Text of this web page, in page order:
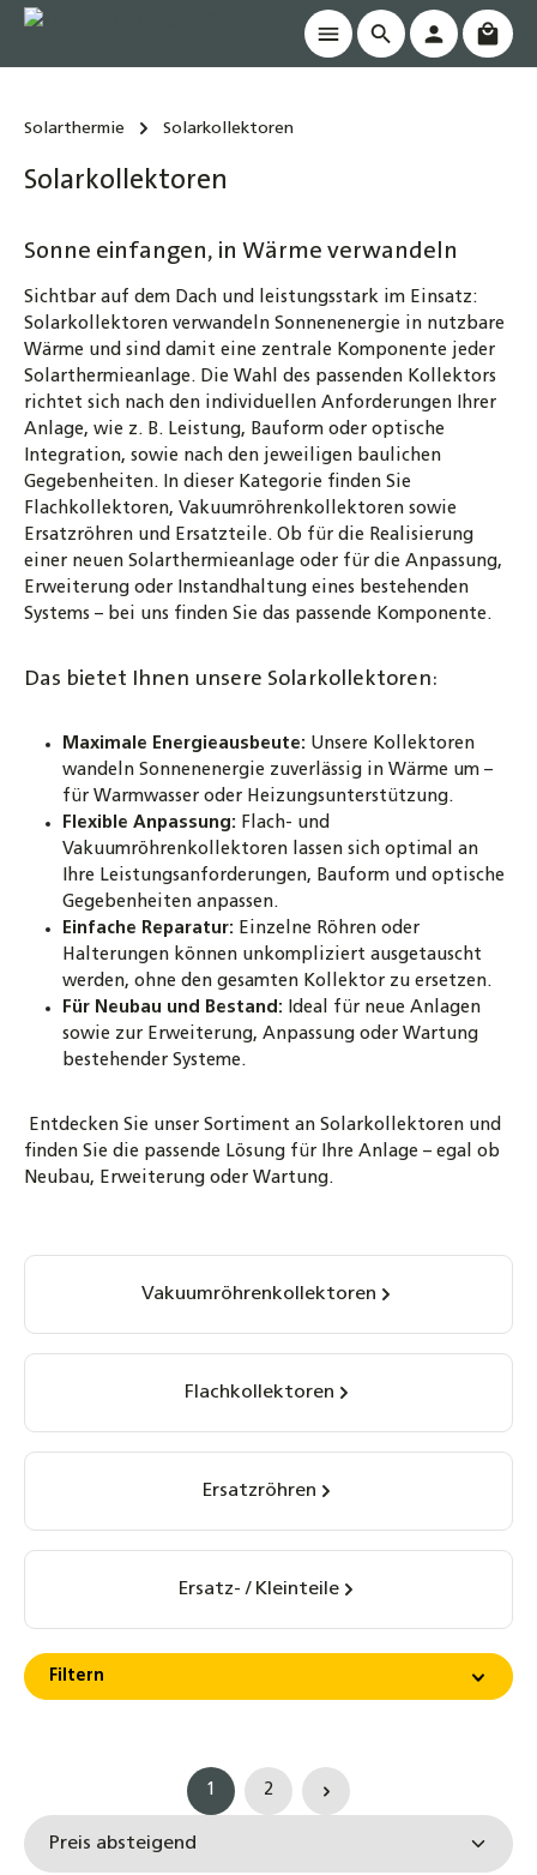
springen
Solarthermie Solarkollektoren
Solarkollektoren
Sonne einfangen, in Wärme verwandeln
Sichtbar auf dem Dach und leistungsstark im Einsatz:
Solarkollektoren verwandeln Sonnenenergie in nutzbare
Wärme und sind damit eine zentrale Komponente jeder
Solarthermieanlage. Die Wahl des passenden Kollektors
richtet sich nach den individuellen Anforderungen Ihrer
Anlage, wie z. B. Leistung, Bauform oder optische
Integration, sowie nach den jeweiligen baulichen
Gegebenheiten. In dieser Kategorie finden Sie
Flachkollektoren, Vakuumröhrenkollektoren sowie
Ersatzröhren und Ersatzteile. Ob für die Realisierung
einer neuen Solarthermieanlage oder für die Anpassung,
Erweiterung oder Instandhaltung eines bestehenden
Systems – bei uns finden Sie das passende Komponente.
Das bietet Ihnen unsere Solarkollektoren:
Maximale Energieausbeute: Unsere Kollektoren
wandeln Sonnenenergie zuverlässig in Wärme um –
für Warmwasser oder Heizungsunterstützung.
Flexible Anpassung: Flach- und
Vakuumröhrenkollektoren lassen sich optimal an
Ihre Leistungsanforderungen, Bauform und optische
Gegebenheiten anpassen.
Einfache Reparatur: Einzelne Röhren oder
Halterungen können unkompliziert ausgetauscht
werden, ohne den gesamten Kollektor zu ersetzen.
Für Neubau und Bestand: Ideal für neue Anlagen
sowie zur Erweiterung, Anpassung oder Wartung
bestehender Systeme.
Entdecken Sie unser Sortiment an Solarkollektoren und
finden Sie die passende Lösung für Ihre Anlage – egal ob
Neubau, Erweiterung oder Wartung.
Kategoriegalerie überspringen
Vakuumröhrenkollektoren
Flachkollektoren
Ersatzröhren
Ersatz- / Kleinteile
Filtern
Seite
1
Seite
2